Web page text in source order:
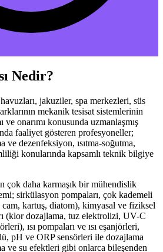
Nedir?
jakuziler, spa merkezleri, süs
mekanik tesisat sistemlerinin
ve onarımı konusunda uzmanlaşmış
faaliyet gösteren profesyoneller;
ve dezenfeksiyon, ısıtma-soğutma,
konularında kapsamlı teknik bilgiye
çok daha karmaşık bir mühendislik
sirkülasyon pompaları, çok kademeli
kartuş, diatom), kimyasal ve fiziksel
(klor dozajlama, tuz elektrolizi, UV-C
ısı pompaları ve ısı eşanjörleri,
pH ve ORP sensörleri ile dozajlama
ve su efektleri gibi onlarca bileşenden